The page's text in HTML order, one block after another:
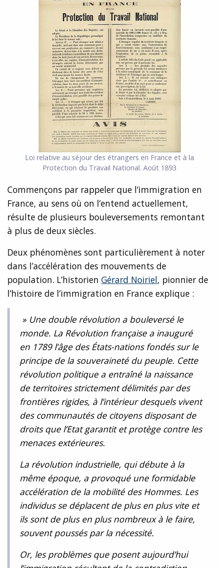
Loi relative au séjour des étrangers en France et à la
Protection du Travail National. Août 1893
Commençons par rappeler que l’immigration en
France, au sens où on l’entend actuellement,
résulte de plusieurs bouleversements remontant
à plus de deux siècles.
Deux phénomènes sont particulièrement à noter
dans l’accélération des mouvements de
population. L’historien Gérard Noiriel, pionnier de
l’histoire de l’immigration en France explique :
» Une double révolution a bouleversé le
monde. La Révolution française a inauguré
en 1789 l’âge des États-nations fondés sur le
principe de la souveraineté du peuple. Cette
révolution politique a entraîné la naissance
de territoires strictement délimités par des
frontières rigides, à l’intérieur desquels vivent
des communautés de citoyens disposant de
droits que l’Etat garantit et protège contre les
menaces extérieures.
La révolution industrielle, qui débute à la
même époque, a provoqué une formidable
accélération de la mobilité des Hommes. Les
individus se déplacent de plus en plus vite et
ils sont de plus en plus nombreux à le faire,
souvent poussés par la nécessité.
Or, les problèmes que posent aujourd’hui